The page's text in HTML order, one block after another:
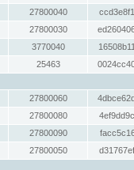
27800040
27800030
3770040
25463
27800060
27800080
27800090
27800050